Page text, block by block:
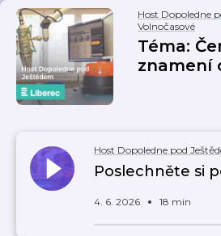
Host Dopoledne
Volnočasové
Téma:
znamení
Host Dopoledne pod
Poslechněte si
4. 6. 2026 18 min